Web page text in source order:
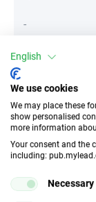
-
Attribute
||Geräte||
Mobile
Unerlaubter
English
We use cookies
We may place these
show personalised
more information
Your consent and the
including:
Necessary